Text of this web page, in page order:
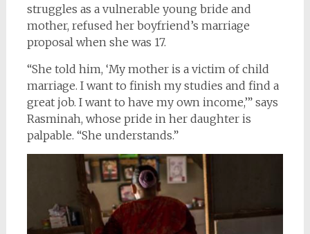
struggles as a vulnerable young bride and
mother, refused her boyfriend’s marriage
proposal when she was 17.
“She told him, ‘My mother is a victim of child
marriage. I want to finish my studies and find a
great job. I want to have my own income,’” says
Rasminah, whose pride in her daughter is
palpable. “She understands.”